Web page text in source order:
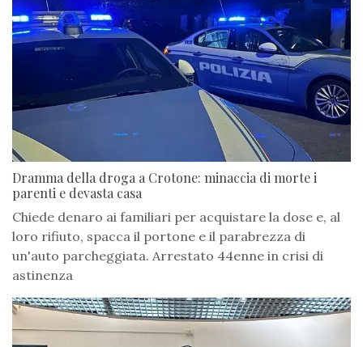
Dramma della droga a Crotone: minaccia di morte i
parenti e devasta casa
Chiede denaro ai familiari per acquistare la dose e, al
loro rifiuto, spacca il portone e il parabrezza di
un'auto parcheggiata. Arrestato 44enne in crisi di
astinenza